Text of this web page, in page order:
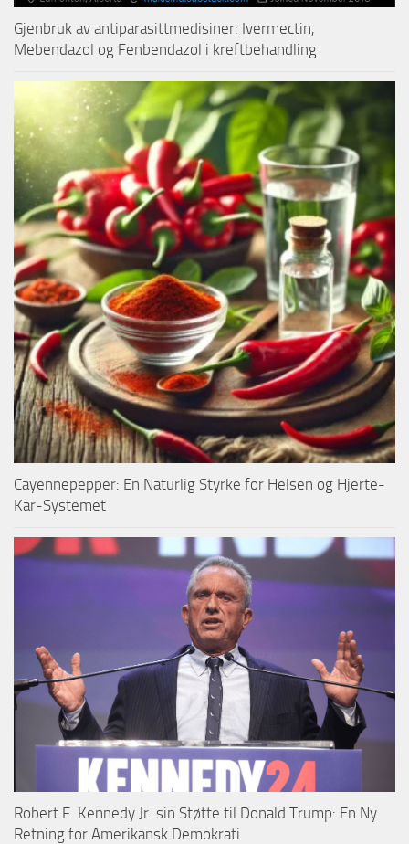
Gjenbruk av antiparasittmedisiner: Ivermectin,
Mebendazol og Fenbendazol i kreftbehandling
Cayennepepper: En Naturlig Styrke for Helsen og Hjerte-
Kar-Systemet
Robert F. Kennedy Jr. sin Støtte til Donald Trump: En Ny
Retning for Amerikansk Demokrati